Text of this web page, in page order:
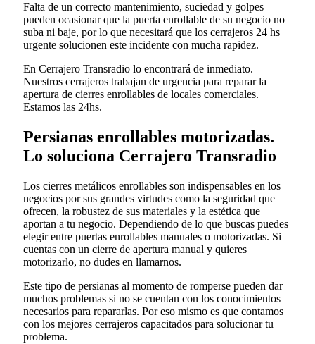
Falta de un correcto mantenimiento, suciedad y golpes
pueden ocasionar que la puerta enrollable de su negocio no
suba ni baje, por lo que necesitará que los cerrajeros 24 hs
urgente solucionen este incidente con mucha rapidez.
En Cerrajero Transradio lo encontrará de inmediato.
Nuestros cerrajeros trabajan de urgencia para reparar la
apertura de cierres enrollables de locales comerciales.
Estamos las 24hs.
Persianas enrollables motorizadas.
Lo soluciona Cerrajero Transradio
Los cierres metálicos enrollables son indispensables en los
negocios por sus grandes virtudes como la seguridad que
ofrecen, la robustez de sus materiales y la estética que
aportan a tu negocio. Dependiendo de lo que buscas puedes
elegir entre puertas enrollables manuales o motorizadas. Si
cuentas con un cierre de apertura manual y quieres
motorizarlo, no dudes en llamarnos.
Este tipo de persianas al momento de romperse pueden dar
muchos problemas si no se cuentan con los conocimientos
necesarios para repararlas. Por eso mismo es que contamos
con los mejores cerrajeros capacitados para solucionar tu
problema.